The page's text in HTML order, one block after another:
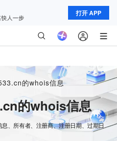
打开 APP
的whois信息
的whois信息
、所有者、注册商、注册日期、过期日